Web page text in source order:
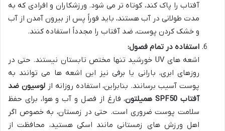
آفتاب را پاک کند، کوتاه تر می شود. ورزشکاران و افرادی که به
مدت طولانی در آب هستند، باید فوراً پس از بیرون آمدن از آب
و خشک کردن پوست، ضد آفتاب را مجدداً استفاده کنند.
استفاده در تمام فصول:
اشعه های UV خورشید تنها مختص تابستان نیستند. حتی در
روزهای ابری، بارانی یا برفی نیز این اشعه ها می توانند به
پوست آسیب برسانند. بنابراین، استفاده روزانه ازلوسیون ضد
آفتاب SPF50 همیلتون
، فارغ از فصل و آب و هوا، برای حفظ
سلامت پوست ضروری است. حتی در زمستان، به خصوص اگر
اهل ورزش های زمستانی مانند اسکی هستید، محافظت از